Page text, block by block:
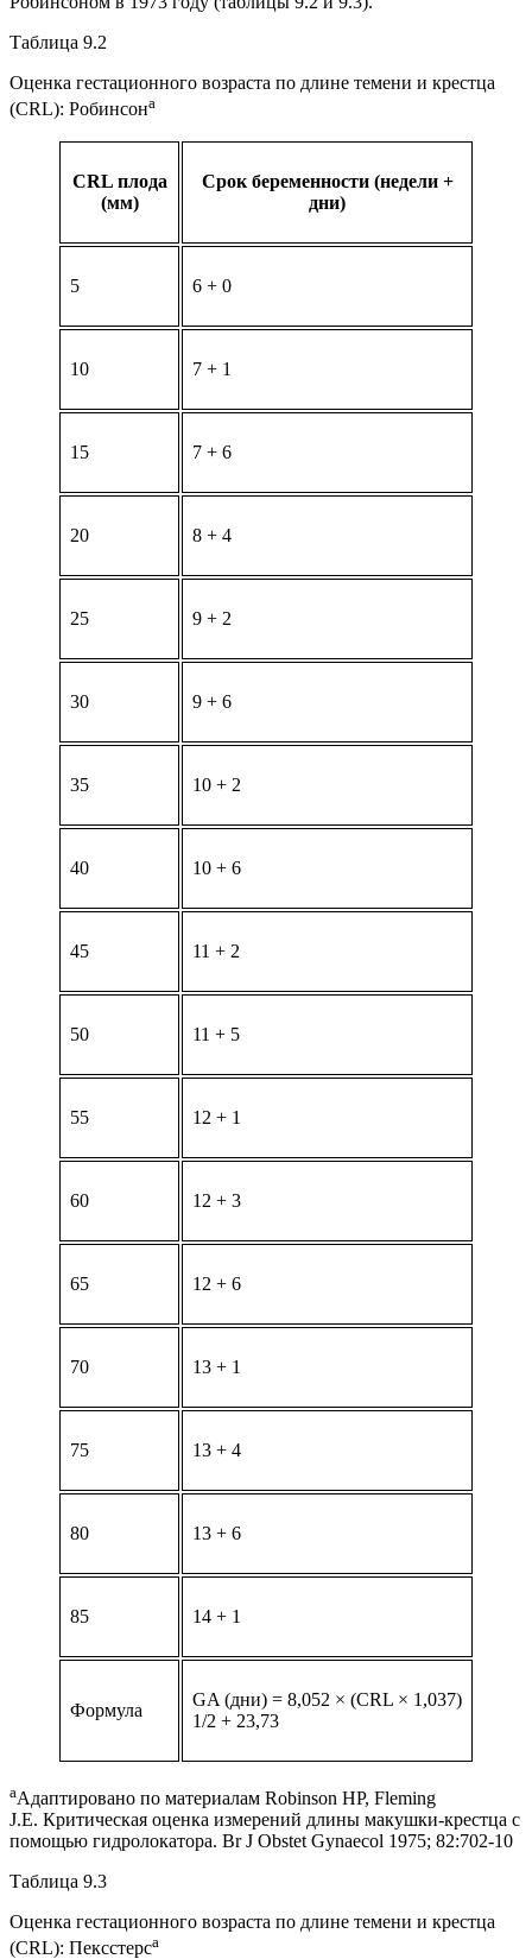
Таблица 9.2
Оценка гестационного возраста по длине темени и крестца
(CRL): Робинсона
CRL плода
(мм)
Срок беременности (недели +
дни)
5 6 + 0
10 7 + 1
15 7 + 6
20 8 + 4
25 9 + 2
30 9 + 6
35 10 + 2
40 10 + 6
45 11 + 2
50 11 + 5
55 12 + 1
60 12 + 3
65 12 + 6
70 13 + 1
75 13 + 4
80 13 + 6
85 14 + 1
Формула
GA (дни) = 8,052 × (CRL × 1,037)
1/2 + 23,73
aАдаптировано по материалам Robinson HP, Fleming
J.E. Критическая оценка измерений длины макушки-крестца с
помощью гидролокатора. Br J Obstet Gynaecol 1975; 82:702-10
Таблица 9.3
Оценка гестационного возраста по длине темени и крестца
(CRL): Пексстерсa